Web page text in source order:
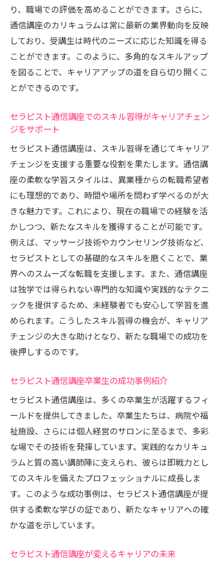
り、職場での評価を高めることができます。さらに、
通信講座のカリキュラムは常に最新の業界動向を反映
しており、受講生は時代のニーズに応じた知識を得る
ことができます。このように、多角的なスキルアップ
を図ることで、キャリアアップの道を自ら切り開くこ
とができるのです。
セラピスト通信講座でのスキル習得がキャリアチェン
ジをサポート
セラピスト通信講座は、スキル習得を通じてキャリア
チェンジを支援する重要な役割を果たします。通信講
座の柔軟な学習スタイルは、異業種からの転職希望者
にも理想的であり、時間や場所を問わず学べるのが大
きな魅力です。これにより、現在の職場での経験を活
かしつつ、新たなスキルを獲得することが可能です。
例えば、マッサージ技術やカウンセリング技術など、
セラピストとしての基礎的なスキルを磨くことで、業
界へのスムーズな転職を支援します。また、通信講座
は独学では得られない専門的な知識や実践的なテクニ
ックを提供するため、未経験者でも安心して学習を進
められます。こうしたスキル習得の機会が、キャリア
チェンジの大きな助けとなり、新たな職場での成功を
後押しするのです。
セラピスト通信講座卒業生の成功事例紹介
セラピスト通信講座は、多くの卒業生が活躍するフィ
ールドを提供してきました。卒業生たちは、病院や福
祉施設、さらには個人経営のサロンに至るまで、多彩
な場でその技術を発揮しています。実践的なカリキュ
ラムと質の高い講師陣に支えられ、彼らは即戦力とし
てのスキルを備えたプロフェッショナルに成長しま
す。このような成功事例は、セラピスト通信講座が提
供する柔軟な学びの証であり、新たなキャリアへの確
かな道を示しています。
セラピスト通信講座が変えるキャリアの未来